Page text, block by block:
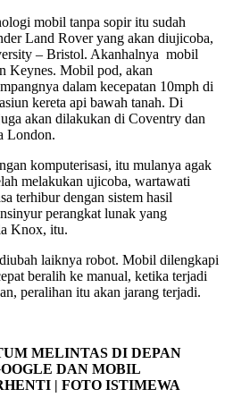
mobil tanpa sopir itu sudah
Land Rover yang akan diujicoba,
– Bristol. Akanhalnya mobil
Keynes. Mobil pod, akan
dalam kecepatan 10mph di
kereta api bawah tanah. Di
akan dilakukan di Coventry dan
London.
komputerisasi, itu mulanya agak
melakukan ujicoba, wartawati
terhibur dengan sistem hasil
perangkat lunak yang
Knox, itu.
laiknya robot. Mobil dilengkapi
beralih ke manual, ketika terjadi
peralihan itu akan jarang terjadi.
MELINTAS DI DEPAN
DAN MOBIL
| FOTO ISTIMEWA